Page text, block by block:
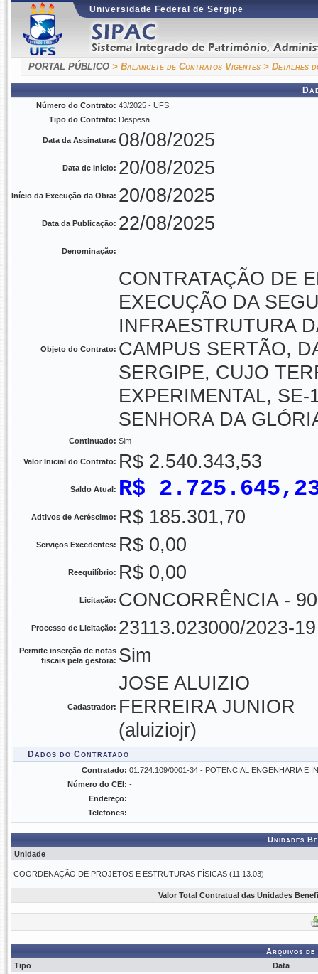
Universidade Federal de Sergipe
PORTAL PÚBLICO > Balancete de Contratos Vigentes > Detalhes
Número do Contrato: 43/2025 - UFS
Tipo do Contrato: Despesa
Data da Assinatura: 08/08/2025
Data de Início: 20/08/2025
Início da Execução da Obra: 20/08/2025
Data da Publicação: 22/08/2025
Denominação:
Objeto do Contrato:
CONTRATAÇÃO DE
EXECUÇÃO DA
INFRAESTRUTURA
CAMPUS SERTÃO,
SERGIPE, CUJO
EXPERIMENTAL,
SENHORA DA
Continuado: Sim
Valor Inicial do Contrato: R$ 2.540.343,53
Saldo Atual: R$
Adtivos de Acréscimo: R$ 185.301,70
Serviços Excedentes: R$ 0,00
Reequilíbrio: R$ 0,00
Licitação: CONCORRÊNCIA -
Processo de Licitação: 23113.023000/2023-19
Permite inserção de notas
fiscais pela gestora: Sim
Cadastrador:
JOSE ALUIZIO
FERREIRA JUNIOR
(aluiziojr)
Dados do Contratado
Contratado: 01.724.109/0001-34 - POTENCIAL ENGENHARIA E
Número do CEI: -
Endereço:
Telefones: -
Unidades
Unidade
COORDENAÇÃO DE PROJETOS E ESTRUTURAS FÍSICAS (11.13.03)
Valor Total Contratual das Unidades
Arquivos
Tipo
Data